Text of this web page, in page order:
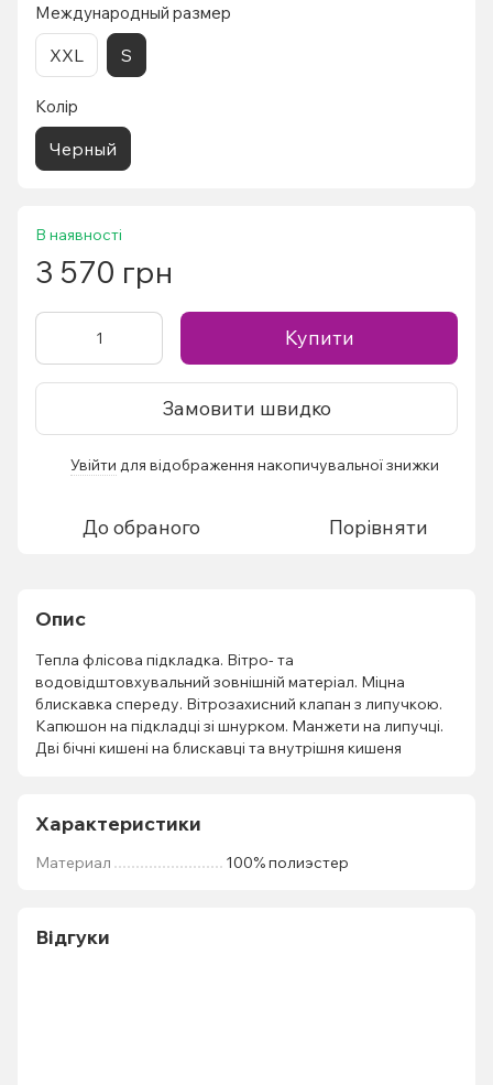
Международный размер
XXL S
Колір
Черный
В наявності
3 570 грн
Купити
Замовити швидко
Увійти для відображення накопичувальної знижки
До обраного Порівняти
Опис
Тепла флісова підкладка. Вітро- та
водовідштовхувальний зовнішній матеріал. Міцна
блискавка спереду. Вітрозахисний клапан з липучкою.
Капюшон на підкладці зі шнурком. Манжети на липучці.
Дві бічні кишені на блискавці та внутрішня кишеня
Характеристики
Материал 100% полиэстер
Відгуки